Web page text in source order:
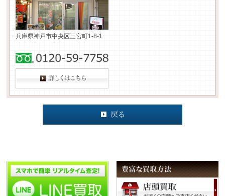
兵庫県神戸市中央区三宮町1-8-1